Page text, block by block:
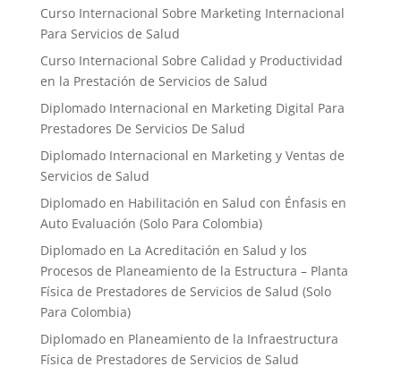
Curso Internacional Sobre Marketing Internacional
Para Servicios de Salud
Curso Internacional Sobre Calidad y Productividad
en la Prestación de Servicios de Salud
Diplomado Internacional en Marketing Digital Para
Prestadores De Servicios De Salud
Diplomado Internacional en Marketing y Ventas de
Servicios de Salud
Diplomado en Habilitación en Salud con Énfasis en
Auto Evaluación ​(Solo Para Colombia)
Diplomado en La Acreditación en Salud y los
Procesos de Planeamiento de la Estructura – Planta
Física de Prestadores de Servicios de Salud (Solo
Para Colombia)
Diplomado en Planeamiento de la Infraestructura
Física de Prestadores de Servicios de Salud